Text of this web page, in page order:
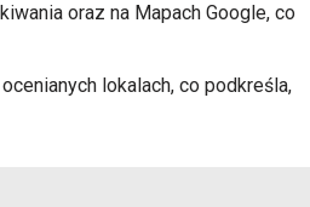
oraz na Mapach Google, co
lokalach, co podkreśla,